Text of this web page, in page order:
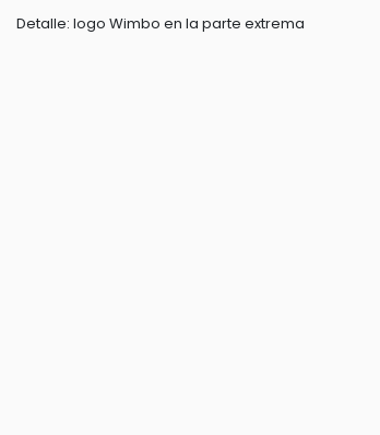
Detalle: logo Wimbo en la parte extrema